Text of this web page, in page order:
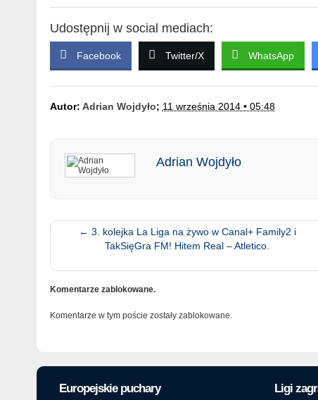
Udostępnij w social mediach:
Facebook Twitter/X WhatsApp
Autor: Adrian Wojdyło; 11 września 2014 • 05:48
Adrian Wojdyło
← 3. kolejka La Liga na żywo w Canal+ Family2 i
TakSięGra FM! Hitem Real – Atletico.
Komentarze zablokowane.
Komentarze w tym poście zostały zablokowane.
Europejskie puchary Ligi